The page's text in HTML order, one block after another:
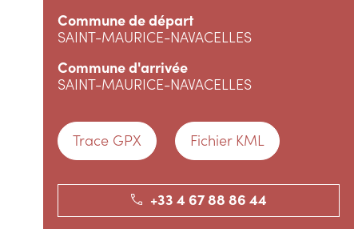
Commune de départ
SAINT-MAURICE-NAVACELLES
Commune d'arrivée
SAINT-MAURICE-NAVACELLES
Trace GPX Fichier KML
+33 4 67 88 86 44